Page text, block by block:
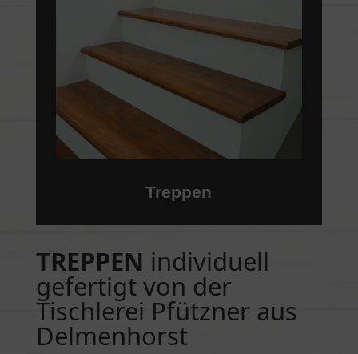
Treppen
TREPPEN individuell
gefertigt von der
Tischlerei Pfützner aus
Delmenhorst